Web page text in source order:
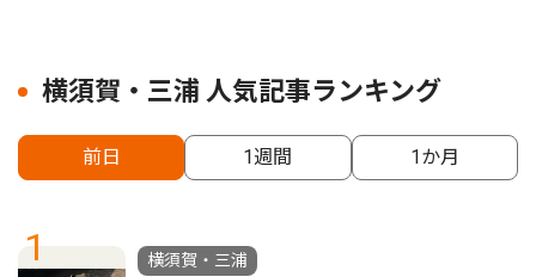
横須賀・三浦 人気記事ランキング
前日 1週間 1か月
1
横須賀・三浦